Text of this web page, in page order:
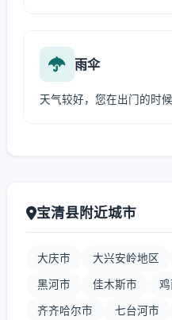
雨伞
天气较好，您在出门的时
宝清县附近城市
大庆市 大兴安岭地区
黑河市 佳木斯市
齐齐哈尔市 七台河市